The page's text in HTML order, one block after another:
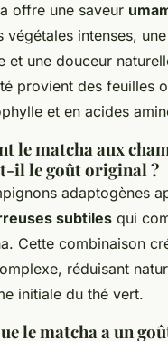
offre une saveur
végétales intenses,
et une douceur
provient des feuilles
et en acides
le matcha aux
il le goût original ?
adaptogènes
subtiles qui
Cette combinaison
réduisant
initiale du thé vert.
le matcha a un